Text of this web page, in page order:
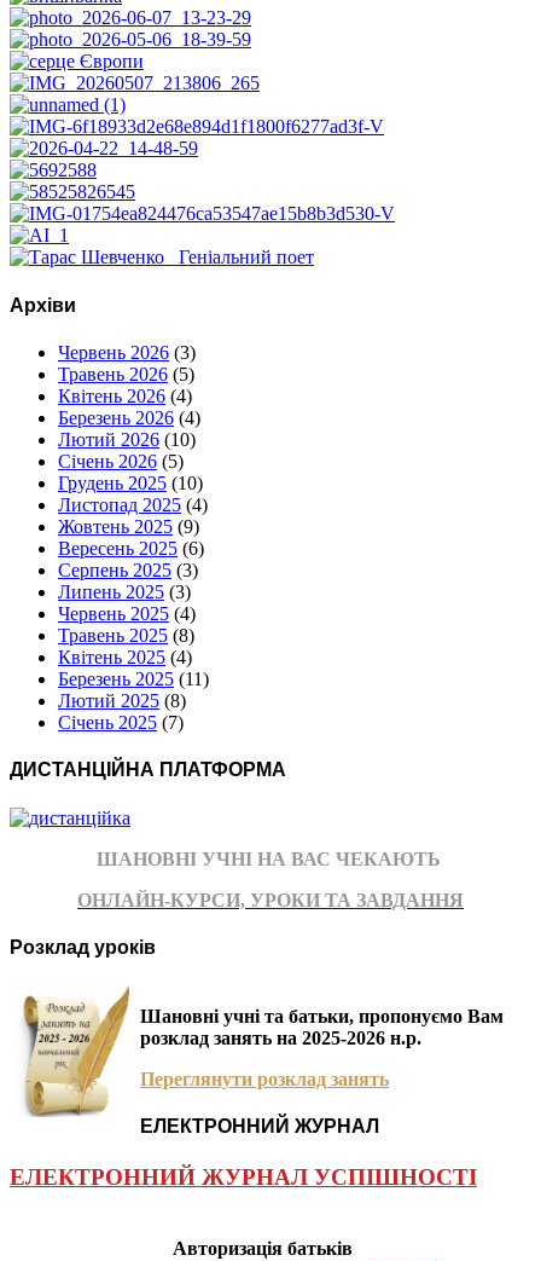
Архіви
Червень 2026 (3)
Травень 2026 (5)
Квітень 2026 (4)
Березень 2026 (4)
Лютий 2026 (10)
Січень 2026 (5)
Грудень 2025 (10)
Листопад 2025 (4)
Жовтень 2025 (9)
Вересень 2025 (6)
Серпень 2025 (3)
Липень 2025 (3)
Червень 2025 (4)
Травень 2025 (8)
Квітень 2025 (4)
Березень 2025 (11)
Лютий 2025 (8)
Січень 2025 (7)
ДИСТАНЦІЙНА ПЛАТФОРМА
ШАНОВНІ УЧНІ НА ВАС ЧЕКАЮТЬ
ОНЛАЙН-КУРСИ, УРОКИ ТА ЗАВДАННЯ
Розклад уроків
Шановні учні та батьки, пропонуємо Вам
розклад занять на 2025-2026 н.р.
Переглянути розклад занять
ЕЛЕКТРОННИЙ ЖУРНАЛ
ЕЛЕКТРОННИЙ ЖУРНАЛ УСПІШНОСТІ
Авторизація батьків